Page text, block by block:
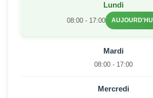
Lundi
08:00 - 17:00 AUJOURD'HUI
Mardi
08:00 - 17:00
Mercredi